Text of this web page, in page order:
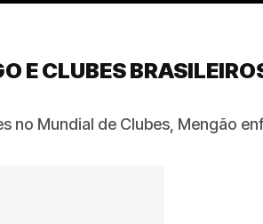
E CLUBES
Mundial de Clubes, Mengão